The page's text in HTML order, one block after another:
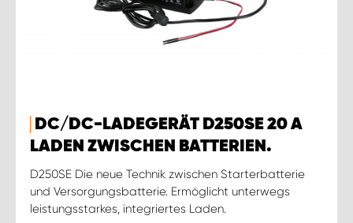
DC/DC-LADEGERÄT D250SE 20 A
LADEN ZWISCHEN BATTERIEN.
D250SE Die neue Technik zwischen Starterbatterie
und Versorgungsbatterie. Ermöglicht unterwegs
leistungsstarkes, integriertes Laden.